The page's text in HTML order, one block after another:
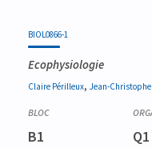
BIOL0866-1
Ecophysiologie
Claire Périlleux, Jean-Christophe
B1 Q1